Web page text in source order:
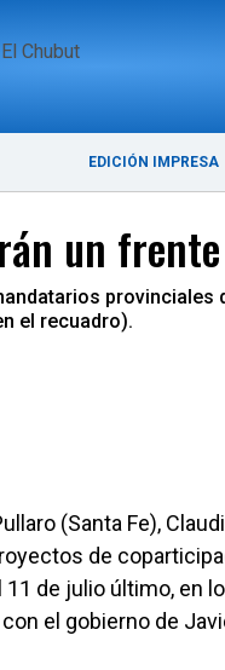
EDICIÓN IMPRESA
ÚLTIMAS NOTICIAS
un
el recuadro).
(Santa Fe),
de
de julio último, en
el gobierno de